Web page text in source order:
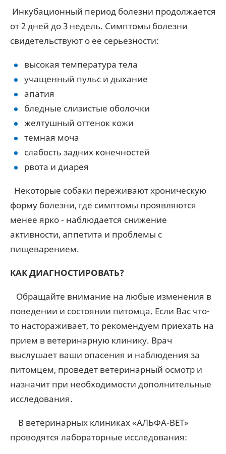
Инкубационный период болезни продолжается
от 2 дней до 3 недель. Симптомы болезни
свидетельствуют о ее серьезности:
высокая температура тела
учащенный пульс и дыхание
апатия
бледные слизистые оболочки
желтушный оттенок кожи
темная моча
слабость задних конечностей
рвота и диарея
Некоторые собаки переживают хроническую
форму болезни, где симптомы проявляются
менее ярко - наблюдается снижение
активности, аппетита и проблемы с
пищеварением.
КАК ДИАГНОСТИРОВАТЬ?
Обращайте внимание на любые изменения в
поведении и состоянии питомца. Если Вас что-
то настораживает, то рекомендуем приехать на
прием в ветеринарную клинику. Врач
выслушает ваши опасения и наблюдения за
питомцем, проведет ветеринарный осмотр и
назначит при необходимости дополнительные
исследования.
В ветеринарных клиниках «АЛЬФА-ВЕТ»
проводятся лабораторные исследования: